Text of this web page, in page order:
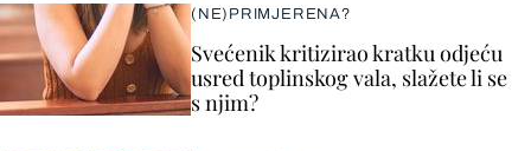
(NE)PRIMJERENA?
Svećenik kritizirao kratku odjeću
usred toplinskog vala, slažete li se
s njim?